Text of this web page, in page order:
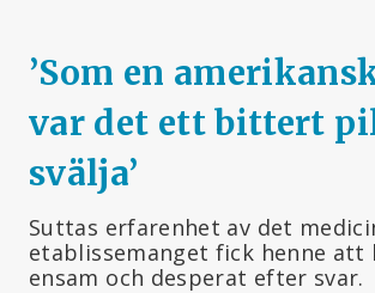
’Som en
var det ett bittert
svälja’
Suttas erfarenhet av det
etablissemanget fick henne att
ensam och desperat efter svar.